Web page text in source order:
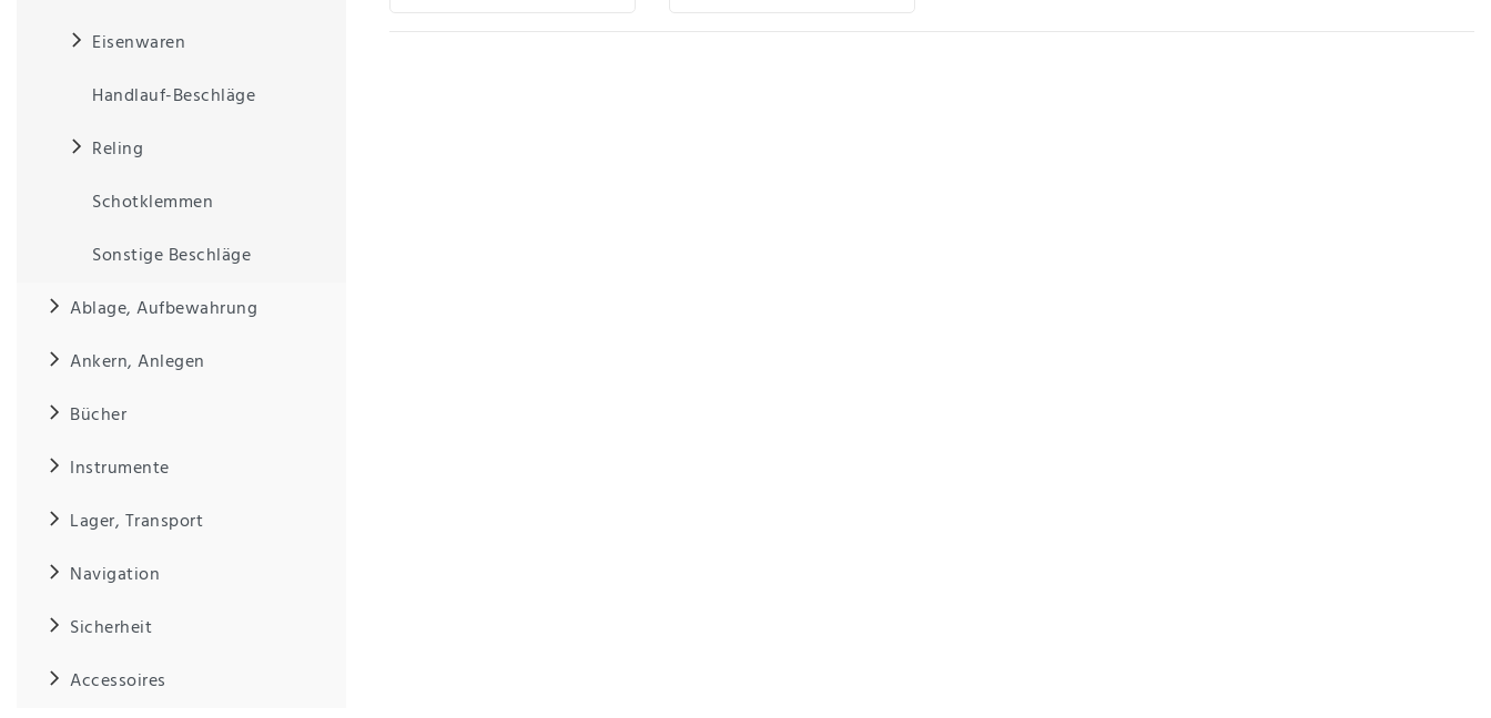
Eisenwaren
Handlauf-Beschläge
Reling
Schotklemmen
Sonstige Beschläge
Ablage, Aufbewahrung
Ankern, Anlegen
Bücher
Instrumente
Lager, Transport
Navigation
Sicherheit
Accessoires
bestätige
ich, dass
Daten­
erklärung
habe.
Anf
rag
sen
n